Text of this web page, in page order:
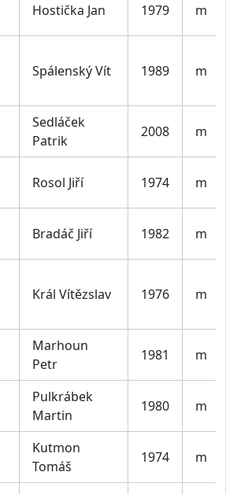
Hostička Jan 1979 m
Spálenský Vít 1989 m
Sedláček
Patrik
2008 m
Rosol Jiří 1974 m
Bradáč Jiří 1982 m
Král Vítězslav 1976 m
Marhoun
Petr
1981 m
Pulkrábek
Martin
1980 m
Kutmon
Tomáš
1974 m